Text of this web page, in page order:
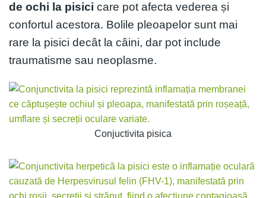
de ochi la pisici care pot afecta vederea și
confortul acestora. Bolile pleoapelor sunt mai
rare la pisici decât la câini, dar pot include
traumatisme sau neoplasme.
Conjuctivita pisica